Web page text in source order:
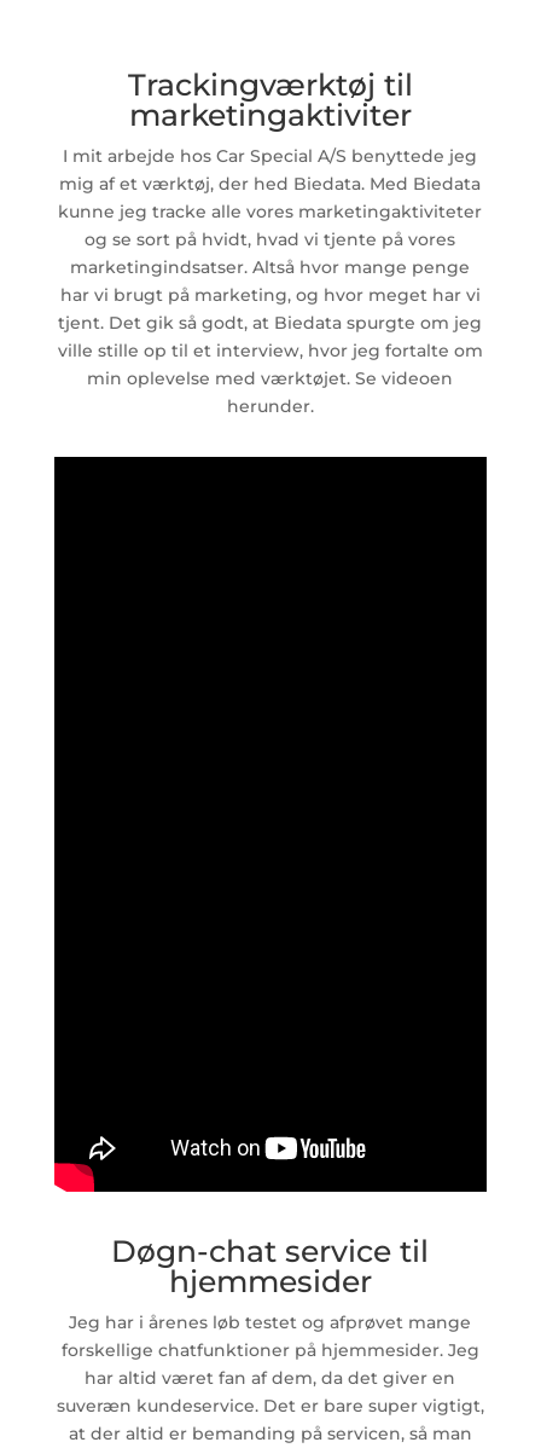
Trackingværktøj til
marketingaktiviter
I mit arbejde hos Car Special A/S benyttede jeg
mig af et værktøj, der hed Biedata. Med Biedata
kunne jeg tracke alle vores marketingaktiviteter
og se sort på hvidt, hvad vi tjente på vores
marketingindsatser. Altså hvor mange penge
har vi brugt på marketing, og hvor meget har vi
tjent. Det gik så godt, at Biedata spurgte om jeg
ville stille op til et interview, hvor jeg fortalte om
min oplevelse med værktøjet. Se videoen
herunder.
Døgn-chat service til
hjemmesider
Jeg har i årenes løb testet og afprøvet mange
forskellige chatfunktioner på hjemmesider. Jeg
har altid været fan af dem, da det giver en
suveræn kundeservice. Det er bare super vigtigt,
at der altid er bemanding på servicen, så man